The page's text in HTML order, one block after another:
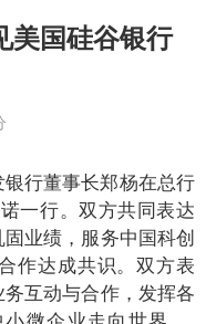
美国硅谷银行
行董事长郑杨在总行
一行。双方共同表达
业绩，服务中国科创
作达成共识。双方表
互动与合作，发挥各